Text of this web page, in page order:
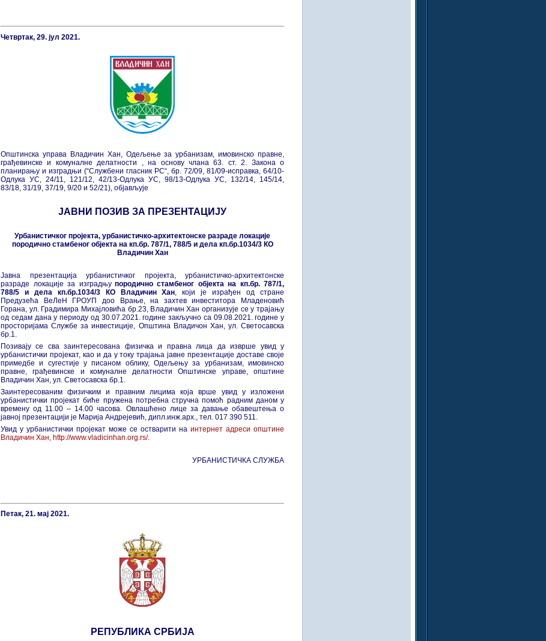
Четвртак, 29. јул 2021.
Општинска управа Владичин Хан, Одељење за урбанизам, имовинско правне,
грађевинске и комуналне делатности , на основу члана 63. ст. 2. Закона о
планирању и изградњи (“Службени гласник РС“, бр. 72/09, 81/09-исправка, 64/10-
Одлука УС, 24/11, 121/12, 42/13-Одлука УС, 98/13-Одлука УС, 132/14, 145/14,
83/18, 31/19, 37/19, 9/20 и 52/21), објављује
ЈАВНИ ПОЗИВ ЗА ПРЕЗЕНТАЦИЈУ
Урбанистичког пројекта, урбанистичко-архитектонске разраде локације
породично стамбеног објекта на кп.бр. 787/1, 788/5 и дела кп.бр.1034/3 КО
Владичин Хан
Јавна презентација урбанистичког пројекта, урбанистичко-архитектонске
разраде локације за изградњу породично стамбеног објекта на кп.бр. 787/1,
788/5 и дела кп.бр.1034/3 КО Владичин Хан, који је израђен од стране
Предузећа ВеЛеН ГРОУП доо Врање, на захтев инвеститора Младеновић
Горана, ул. Градимира Михајловића бр.23, Владичин Хан организује се у трајању
од седам дана у периоду од 30.07.2021. године закључно са 09.08.2021. године у
просторијама Службе за инвестиције, Општина Владичон Хан, ул. Светосавска
бр.1.
Позивају се сва заинтересована физичка и правна лица да изврше увид у
урбанистички пројекат, као и да у току трајања јавне презентације доставе своје
примедбе и сугестије у писаном облику, Одељењу за урбанизам, имовинско
правне, грађевинске и комуналне делатности Општинске управе, општине
Владичин Хан, ул. Светосавска бр.1.
Заинтересованим физичким и правним лицима која врше увид у изложени
урбанистички пројекат биће пружена потребна стручна помоћ радним даном у
времену од 11.00 – 14.00 часова. Овлашћено лице за давање обавештења о
јавној презентацији је Марија Андрејевић, дипл.инж.арх., тел. 017 390 511.
Увид у урбанистички пројекат може се остварити на интернет адреси општине
Владичин Хан, http://www.vladicinhan.org.rs/.
УРБАНИСТИЧКА СЛУЖБА
Петак, 21. мај 2021.
РЕПУБЛИКА СРБИЈА